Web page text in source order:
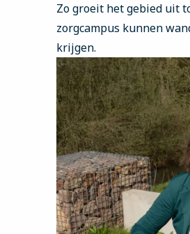
Zo groeit het gebied uit
zorgcampus kunnen
krijgen.